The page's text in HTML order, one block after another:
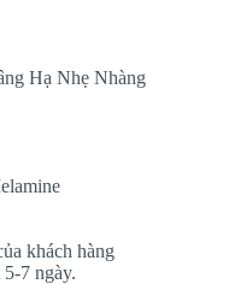
Hạ Nhẹ Nhàng
khách hàng
5-7 ngày.